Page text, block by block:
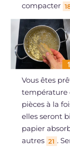
compacter
Vous êtes
température
pièces à la
elles seront
papier
autres 21 .